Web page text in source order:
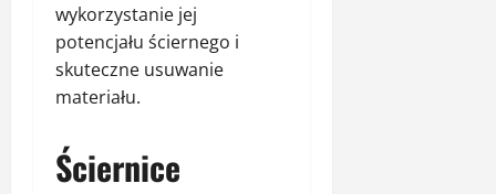
wykorzystanie jej
potencjału ściernego i
skuteczne usuwanie
materiału.
Ściernice